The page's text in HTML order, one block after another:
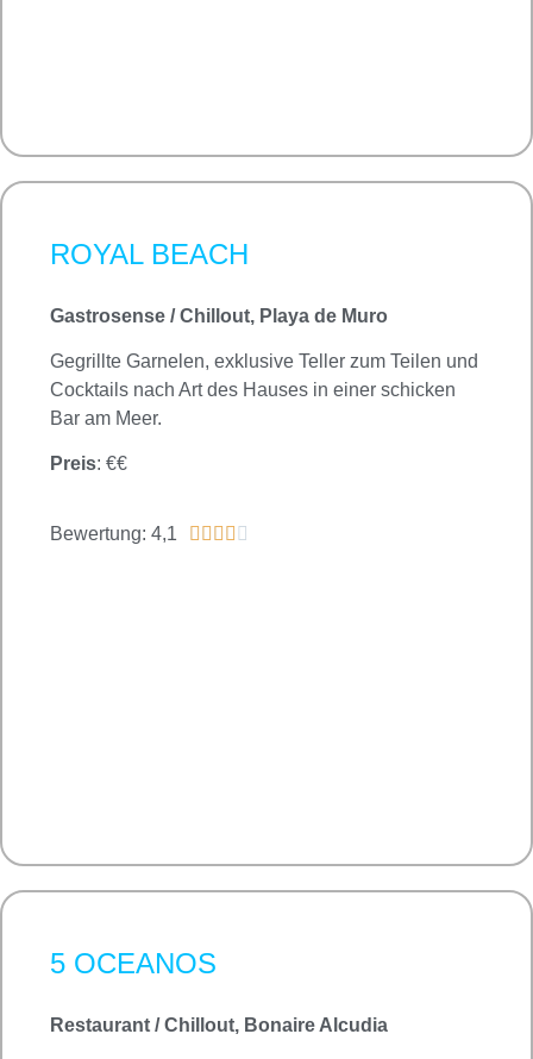
ROYAL BEACH
Gastrosense / Chillout, Playa de Muro
Gegrillte Garnelen, exklusive Teller zum Teilen und
Cocktails nach Art des Hauses in einer schicken
Bar am Meer.
Preis: €€
Bewertung: 4,1     
5 OCEANOS
Restaurant / Chillout, Bonaire Alcudia